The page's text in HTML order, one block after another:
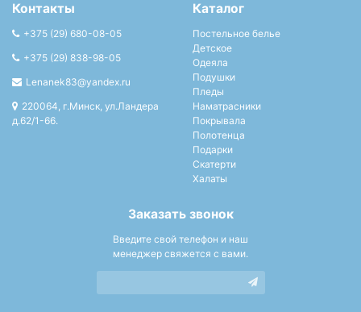
Контакты
+375 (29) 680-08-05
+375 (29) 838-98-05
Lenanek83@yandex.ru
220064, г.Минск, ул.Ландера
д.62/1-66.
Каталог
Постельное белье
Детское
Одеяла
Подушки
Пледы
Наматрасники
Покрывала
Полотенца
Подарки
Скатерти
Халаты
Заказать звонок
Введите свой телефон и наш
менеджер свяжется с вами.